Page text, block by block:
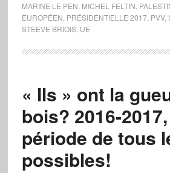
MARINE LE PEN MICHEL FELTIN
EUROPÉEN PRÉSIDENTIELLE 2017, PVV,
STEEVE BRIOIS, UE
« Ils » ont la
bois? 2016-
période de tous
possibles!